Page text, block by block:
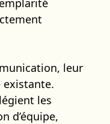
leur
existante.
les
d’équipe,